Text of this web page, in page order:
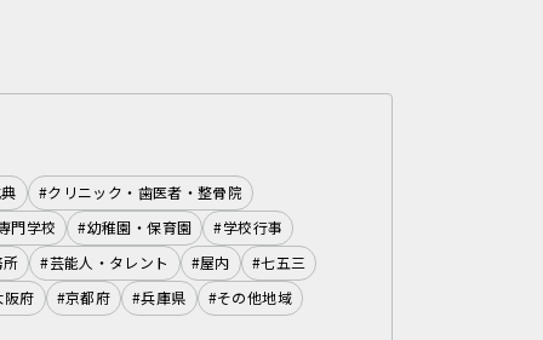
#クリニック・歯医者・整骨院
門学校
#幼稚園・保育園
#学校行事
#芸能人・タレント #屋内
#七五三
阪府
#京都府 #兵庫県 #その他地域